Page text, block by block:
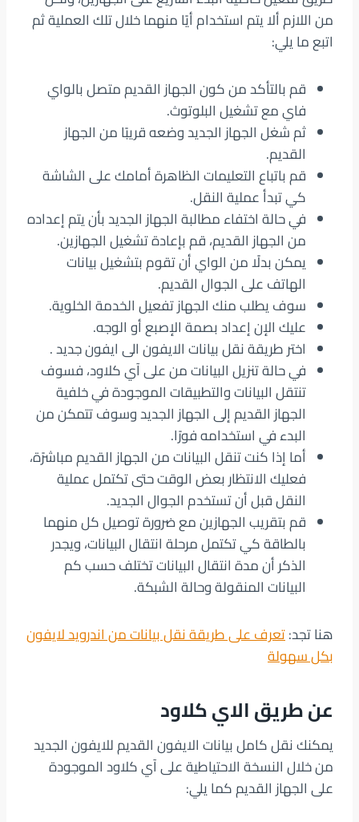
من اللازم ألا يتم استخدام أيًا منهما خلال تلك العملية ثم
اتبع ما يلي:
قم بالتأكد من كون الجهاز القديم متصل بالواي
فاي مع تشغيل البلوتوث.
ثم شغل الجهاز الجديد وضعه قريبًا من الجهاز
القديم.
قم باتباع التعليمات الظاهرة أمامك على الشاشة
كي تبدأ عملية النقل.
في حالة اختفاء مطالبة الجهاز الجديد بأن يتم إعداده
من الجهاز القديم، قم بإعادة تشغيل الجهازين.
يمكن بدلًا من الواي أن تقوم بتشغيل بيانات
الهاتف على الجوال القديم.
سوف يطلب منك الجهاز تفعيل الخدمة الخلوية.
عليك الإن إعداد بصمة الإصبع أو الوجه.
اختر طريقة نقل بيانات الايفون الى ايفون جديد .
في حالة تنزيل البيانات من على آي كلاود، فسوف
تنتقل البيانات والتطبيقات الموجودة في خلفية
الجهاز القديم إلى الجهاز الجديد وسوف تتمكن من
البدء في استخدامه فورًا.
أما إذا كنت تنقل البيانات من الجهاز القديم مباشرًة،
فعليك الانتظار بعض الوقت حتى تكتمل عملية
النقل قبل أن تستخدم الجوال الجديد.
قم بتقريب الجهازين مع ضرورة توصيل كل منهما
بالطاقة كي تكتمل مرحلة انتقال البيانات، ويجدر
الذكر أن مدة انتقال البيانات تختلف حسب كم
البيانات المنقولة وحالة الشبكة.
هنا تجد:تعرف على طريقة نقل بيانات من اندرويد لايفون
بكل سهولة
عن طريق الاي كلاود
يمكنك نقل كامل بيانات الايفون القديم للايفون الجديد
من خلال النسخة الاحتياطية على آي كلاود الموجودة
على الجهاز القديم كما يلي: